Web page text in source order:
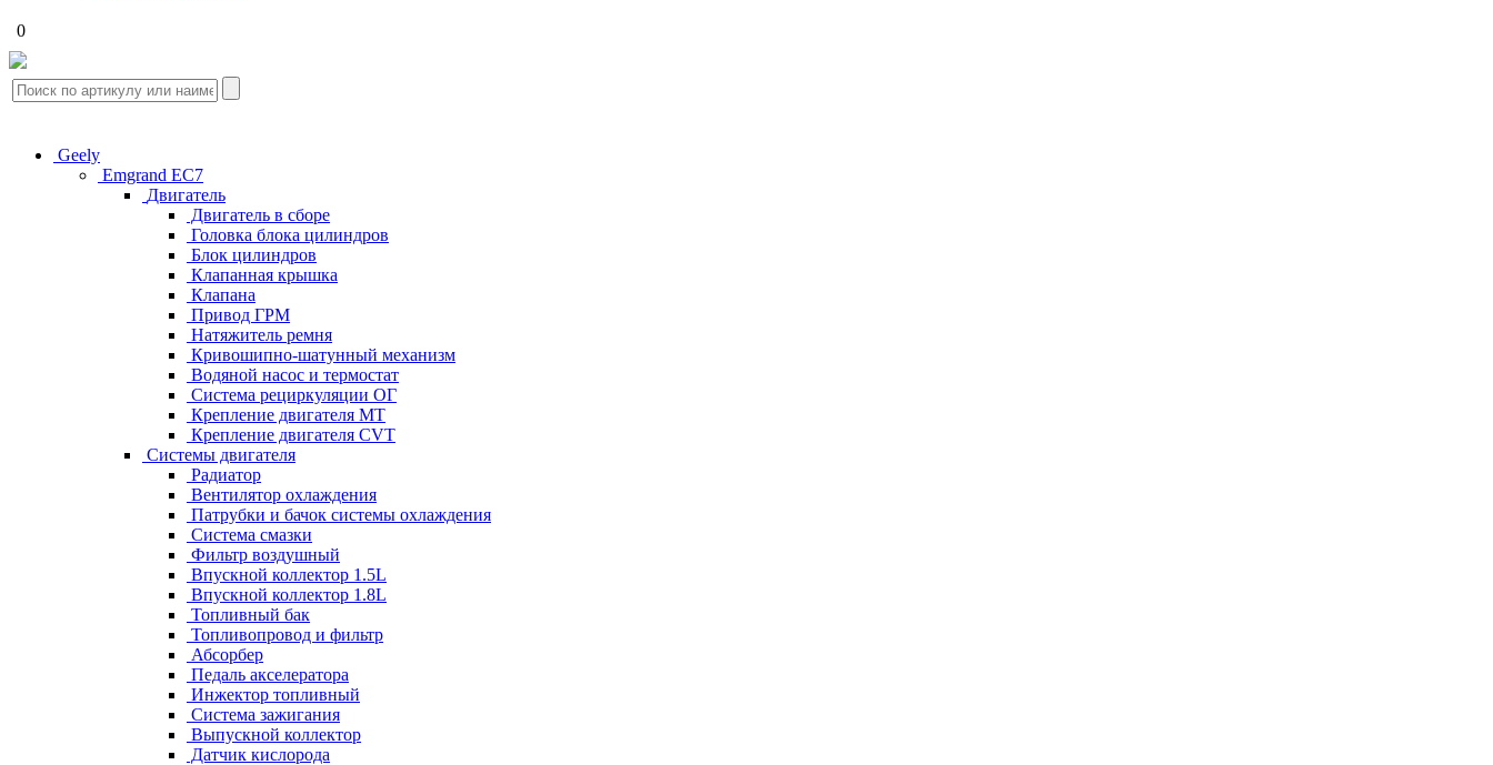
0
Geely
Emgrand EC7
Двигатель
Двигатель в сборе
Головка блока цилиндров
Блок цилиндров
Клапанная крышка
Клапана
Привод ГРМ
Натяжитель ремня
Кривошипно-шатунный механизм
Водяной насос и термостат
Система рециркуляции ОГ
Крепление двигателя MT
Крепление двигателя CVT
Системы двигателя
Радиатор
Вентилятор охлаждения
Патрубки и бачок системы охлаждения
Система смазки
Фильтр воздушный
Впускной коллектор 1.5L
Впускной коллектор 1.8L
Топливный бак
Топливопровод и фильтр
Абсорбер
Педаль акселератора
Инжектор топливный
Система зажигания
Выпускной коллектор
Датчик кислорода